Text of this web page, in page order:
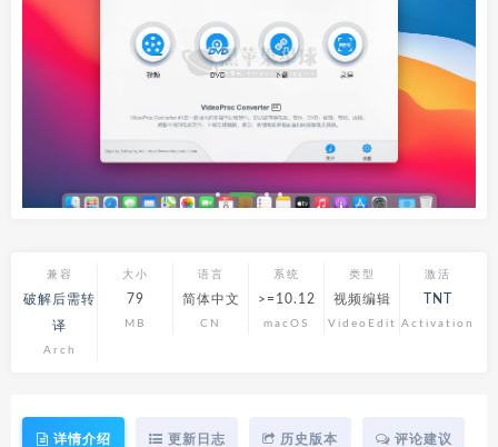
兼容
破解后需转
译
Arch
大小
79
MB
语言
简体中文
CN
系统
>=10.12
macOS
类型
视频编辑
VideoEdit
激活
TNT
Activation
详情介绍 更新日志 历史版本 评论建议